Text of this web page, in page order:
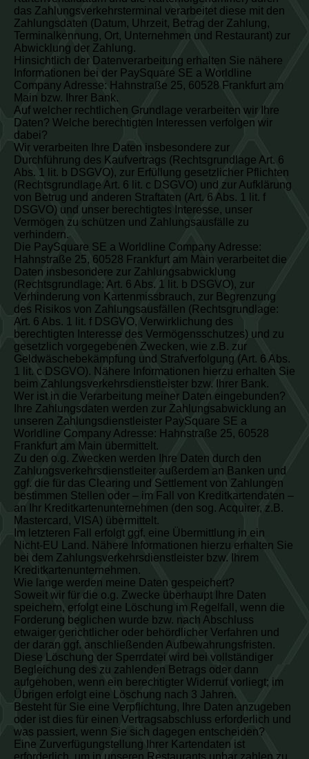
das Zahlungsverkehrsterminal verarbeitet diese mit den
Zahlungsdaten (Datum, Uhrzeit, Betrag der Zahlung,
Terminalkennung, Ort, Unternehmen und Restaurant) zur
Abwicklung der Zahlung.
Hinsichtlich der Datenverarbeitung erhalten Sie nähere
Informationen bei der PaySquare SE a Worldline
Company Adresse: Hahnstraße 25, 60528 Frankfurt am
Main bzw. Ihrer Bank.
Auf welcher rechtlichen Grundlage verarbeiten wir Ihre
Daten? Welche berechtigten Interessen verfolgen wir
dabei?
Wir verarbeiten Ihre Daten insbesondere zur
Durchführung des Kaufvertrags (Rechtsgrundlage Art. 6
Abs. 1 lit. b DSGVO), zur Erfüllung gesetzlicher Pflichten
(Rechtsgrundlage Art. 6 lit. c DSGVO) und zur Aufklärung
von Betrug und anderen Straftaten (Art. 6 Abs. 1 lit. f
DSGVO) und unser berechtigtes Interesse, unser
Vermögen zu schützen und Zahlungsausfälle zu
verhindern.
Die PaySquare SE a Worldline Company Adresse:
Hahnstraße 25, 60528 Frankfurt am Main verarbeitet die
Daten insbesondere zur Zahlungsabwicklung
(Rechtsgrundlage: Art. 6 Abs. 1 lit. b DSGVO), zur
Verhinderung von Kartenmissbrauch, zur Begrenzung
des Risikos von Zahlungsausfällen (Rechtsgrundlage:
Art. 6 Abs. 1 lit. f DSGVO, Verwirklichung des
berechtigten Interesse des Vermögensschutzes) und zu
gesetzlich vorgegebenen Zwecken, wie z.B. zur
Geldwäschebekämpfung und Strafverfolgung (Art. 6 Abs.
1 lit. c DSGVO). Nähere Informationen hierzu erhalten Sie
beim Zahlungsverkehrsdienstleister bzw. Ihrer Bank.
Wer ist in die Verarbeitung meiner Daten eingebunden?
Ihre Zahlungsdaten werden zur Zahlungsabwicklung an
unseren Zahlungsdienstleister PaySquare SE a
Worldline Company Adresse: Hahnstraße 25, 60528
Frankfurt am Main übermittelt.
Zu den o.g. Zwecken werden Ihre Daten durch den
Zahlungsverkehrsdienstleiter außerdem an Banken und
ggf. die für das Clearing und Settlement von Zahlungen
bestimmen Stellen oder – im Fall von Kreditkartendaten –
an Ihr Kreditkartenunternehmen (den sog. Acquirer, z.B.
Mastercard, VISA) übermittelt.
Im letzteren Fall erfolgt ggf. eine Übermittlung in ein
Nicht-EU Land. Nähere Informationen hierzu erhalten Sie
bei dem Zahlungsverkehrsdienstleister bzw. Ihrem
Kreditkartenunternehmen.
Wie lange werden meine Daten gespeichert?
Soweit wir für die o.g. Zwecke überhaupt Ihre Daten
speichern, erfolgt eine Löschung im Regelfall, wenn die
Forderung beglichen wurde bzw. nach Abschluss
etwaiger gerichtlicher oder behördlicher Verfahren und
der daran ggf. anschließenden Aufbewahrungsfristen.
Diese Löschung der Sperrdatei wird bei vollständiger
Begleichung des zu zahlenden Betrags oder dann
aufgehoben, wenn ein berechtigter Widerruf vorliegt; im
Übrigen erfolgt eine Löschung nach 3 Jahren.
Besteht für Sie eine Verpflichtung, Ihre Daten anzugeben
oder ist dies für einen Vertragsabschluss erforderlich und
was passiert, wenn Sie sich dagegen entscheiden?
Eine Zurverfügungstellung Ihrer Kartendaten ist